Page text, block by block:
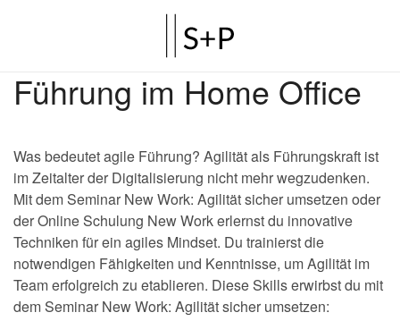
Führung im Home Office
Was bedeutet agile Führung? Agilität als Führungskraft ist
im Zeitalter der Digitalisierung nicht mehr wegzudenken.
Mit dem Seminar New Work: Agilität sicher umsetzen oder
der Online Schulung New Work erlernst du innovative
Techniken für ein agiles Mindset. Du trainierst die
notwendigen Fähigkeiten und Kenntnisse, um Agilität im
Team erfolgreich zu etablieren. Diese Skills erwirbst du mit
dem Seminar New Work: Agilität sicher umsetzen: